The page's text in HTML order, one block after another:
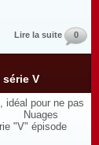
Lire la suite 0
V
pour ne pas
Nuages
"V" épisode